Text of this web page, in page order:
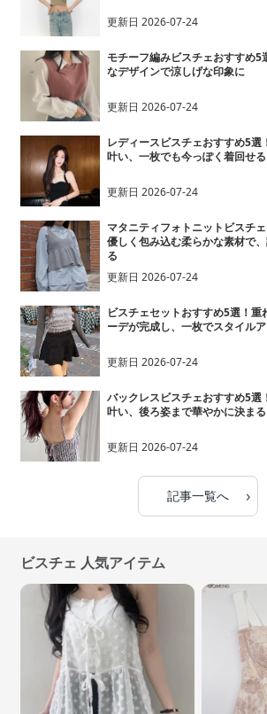
更新日 2026-07-24
モチーフ編みビスチェおすすめ5
なデザインで涼しげな印象に
更新日 2026-07-24
レディースビスチェおすすめ5選
叶い、一枚でも今っぽく着回せる
更新日 2026-07-24
マタニティフォトニットビスチ
優しく包み込む柔らかな素材で
る
更新日 2026-07-24
ビスチェセットおすすめ5選！重
ーデが完成し、一枚でスタイル
更新日 2026-07-24
バックレスビスチェおすすめ5選
叶い、後ろ姿まで華やかに決まる
更新日 2026-07-24
記事一覧へ ›
ビスチェ 人気アイテム